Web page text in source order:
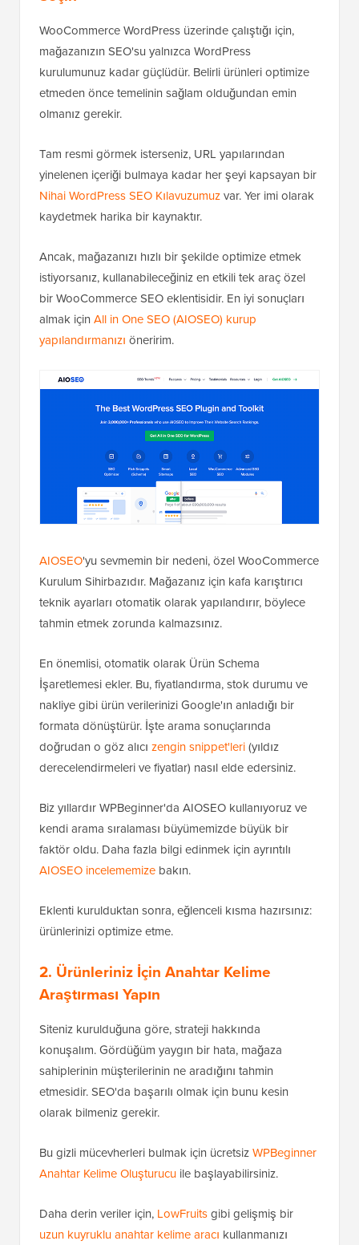
WooCommerce WordPress üzerinde çalıştığı için,
mağazanızın SEO'su yalnızca WordPress
kurulumunuz kadar güçlüdür. Belirli ürünleri optimize
etmeden önce temelinin sağlam olduğundan emin
olmanız gerekir.
Tam resmi görmek isterseniz, URL yapılarından
yinelenen içeriği bulmaya kadar her şeyi kapsayan bir
Nihai WordPress SEO Kılavuzumuzvar. Yer imi olarak
kaydetmek harika bir kaynaktır.
Ancak, mağazanızı hızlı bir şekilde optimize etmek
istiyorsanız, kullanabileceğiniz en etkili tek araç özel
bir WooCommerce SEO eklentisidir. En iyi sonuçları
almak için All in One SEO (AIOSEO) kurup
yapılandırmanızı öneririm.
AIOSEO'yu sevmemin bir nedeni, özel WooCommerce
Kurulum Sihirbazıdır. Mağazanız için kafa karıştırıcı
teknik ayarları otomatik olarak yapılandırır, böylece
tahmin etmek zorunda kalmazsınız.
En önemlisi, otomatik olarak Ürün Schema
İşaretlemesi ekler. Bu, fiyatlandırma, stok durumu ve
nakliye gibi ürün verilerinizi Google'ın anladığı bir
formata dönüştürür. İşte arama sonuçlarında
doğrudan o göz alıcı zengin snippet'leri(yıldız
derecelendirmeleri ve fiyatlar) nasıl elde edersiniz.
Biz yıllardır WPBeginner'da AIOSEO kullanıyoruz ve
kendi arama sıralaması büyümemizde büyük bir
faktör oldu. Daha fazla bilgi edinmek için ayrıntılı
AIOSEO incelememize bakın.
Eklenti kurulduktan sonra, eğlenceli kısma hazırsınız:
ürünlerinizi optimize etme.
2. Ürünleriniz İçin Anahtar Kelime
Araştırması Yapın
Siteniz kurulduğuna göre, strateji hakkında
konuşalım. Gördüğüm yaygın bir hata, mağaza
sahiplerinin müşterilerinin ne aradığını tahmin
etmesidir. SEO'da başarılı olmak için bunu kesin
olarak bilmeniz gerekir.
Bu gizli mücevherleri bulmak için ücretsizWPBeginner
Anahtar Kelime Oluşturucu ile başlayabilirsiniz.
Daha derin veriler için, LowFruitsgibi gelişmiş bir
uzun kuyruklu anahtar kelime aracı kullanmanızı